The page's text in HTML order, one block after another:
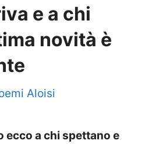
e a chi
novità è
Aloisi
ecco a chi spettano e